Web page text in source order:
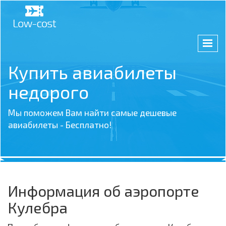
Купить авиабилеты
недорого
Мы поможем Вам найти самые дешевые
авиабилеты - Бесплатно!
Информация об аэропорте
Кулебра